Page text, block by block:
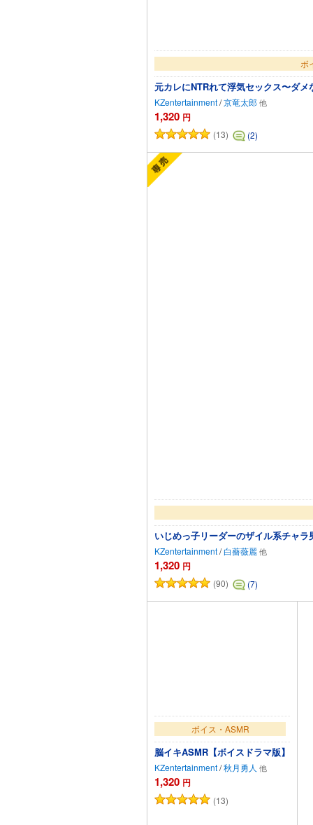
ボ
元カレにNTRれて浮気セックス〜ダ
KZentertainment/京竜太郎
1,320 円
(13) (2)
いじめっ子リーダーのザイル系チャ
KZentertainment/白薔薇麗
1,320 円
(90) (7)
ボイス・ASMR
脳イキASMR【ボイスドラマ版】
KZentertainment/秋月勇人
1,320 円
(13)